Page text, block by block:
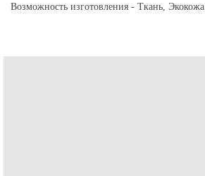
Возможность изготовления - Ткань, Экокожа